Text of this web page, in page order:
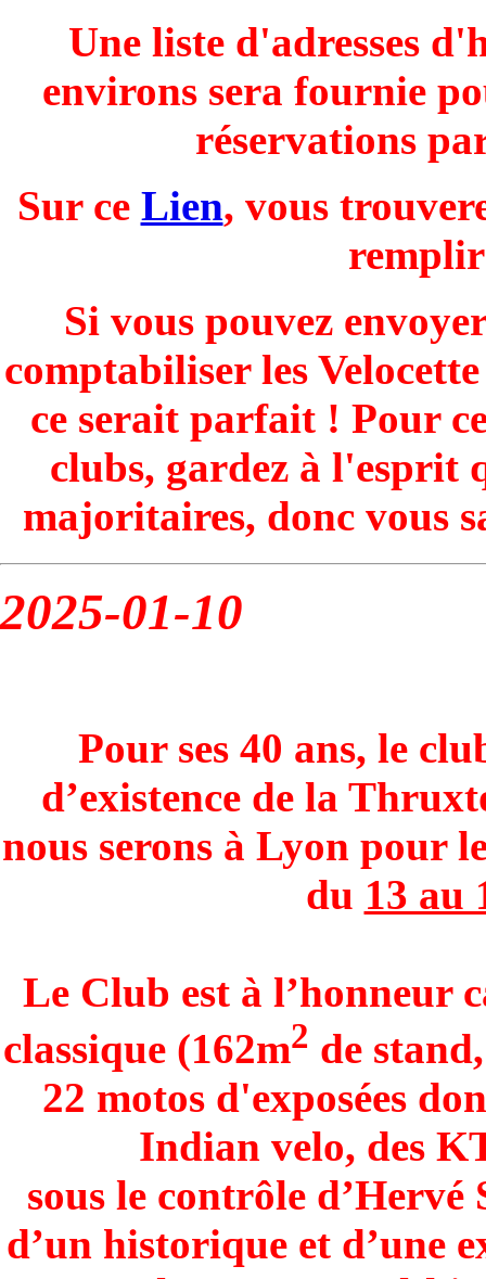
Une liste d'adresses
environs sera fournie
réservations
Sur ce Lien, vous
Si vous pouvez
comptabiliser les
ce serait parfait ! Pour
clubs, gardez à l'esprit
majoritaires, donc vous
2025-01-10
Pour ses 40 ans, le
d’existence de la
nous serons à Lyon pour
du 13 au
Le Club est à l’honneur
classique (162m2 de
22 motos d'exposées
Indian velo, des
sous le contrôle d’Hervé
d’un historique et d’une